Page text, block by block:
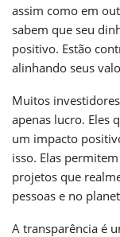
assim como em
sabem que seu
positivo. Estão
alinhando seus
Muitos
apenas lucro. Eles
um impacto
isso. Elas
projetos que
pessoas e no
A transparência é